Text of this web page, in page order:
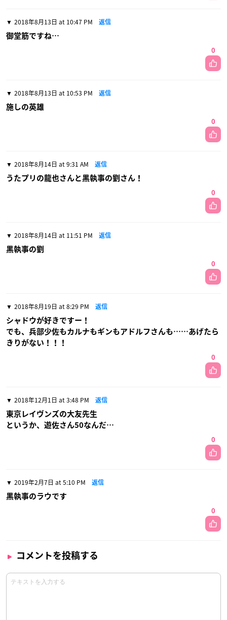
2018年8月13日 at 10:47 PM 返信
御堂筋ですね…
0
2018年8月13日 at 10:53 PM 返信
施しの英雄
0
2018年8月14日 at 9:31 AM 返信
うたプリの龍也さんと黒執事の劉さん！
0
2018年8月14日 at 11:51 PM 返信
黒執事の劉
0
2018年8月19日 at 8:29 PM 返信
シャドウが好きですー！
でも、兵部少佐もカルナもギンもアドルフさんも……あげたら
きりがない！！！
0
2018年12月1日 at 3:48 PM 返信
東京レイヴンズの大友先生
というか、遊佐さん50なんだ…
0
2019年2月7日 at 5:10 PM 返信
黒執事のラウです
0
コメントを投稿する